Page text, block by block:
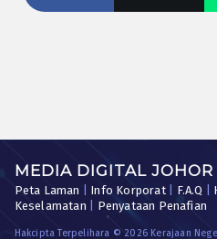
MEDIA DIGITAL JOHOR
Peta Laman Info Korporat| F.A.Q
Keselamatan
Penyataan Penafian
Hakcipta Terpelihara © 2026 Kerajaan